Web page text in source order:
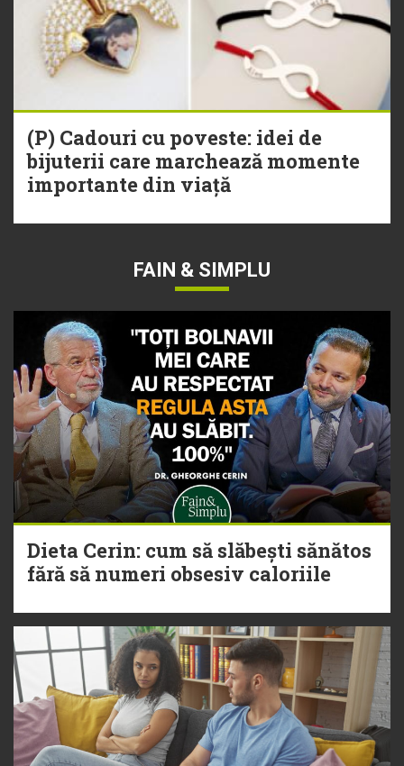
(P) Cadouri cu poveste: idei de
bijuterii care marchează momente
importante din viață
FAIN & SIMPLU
Dieta Cerin: cum să slăbești sănătos
fără să numeri obsesiv caloriile